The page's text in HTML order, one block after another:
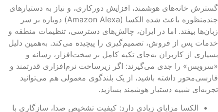
خانه‌های هوشمند، افزایش دورکاری، و نیاز به دستیارهای
چندمنظوره باعث شده الکسا (Amazon Alexa) دوباره بر سر
بیفتد. اما در ایران، چالش‌های دسترسی، تنظیمات منطقه و
پس از فروش، تصمیم‌گیری را پیچیده می‌کند. به‌همین دلیل
از کاربران به‌جای تکیه کامل بر سخت‌افزار، رسانه و
را جدی می‌گیرند: اگر زیرساخت نرم‌افزاری قدرتمند و
داشته باشید، از یک بلندگوی معمولی هم می‌توانید
شبیه دستیار هوشمند بسازید.
الکسا مزایای زیادی دارد: کیفیت تشخیص صدا، سازگاری با